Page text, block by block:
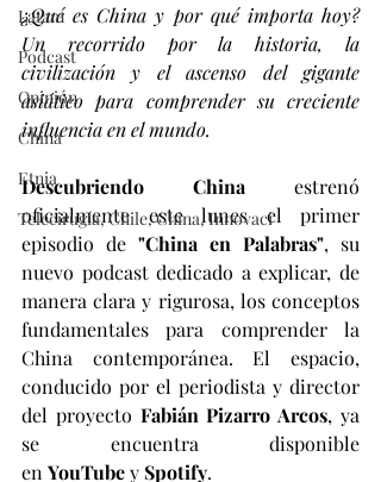
Latam
Podcast
Opinión
China
Etnia
Telecirugía, Chile, China, Innovaci
¿Qué es China y por qué importa hoy?
Un recorrido por la historia, la
civilización y el ascenso del gigante
asiático para comprender su creciente
influencia en el mundo.
Descubriendo China estrenó
oficialmente este lunes el primer
episodio de "China en Palabras", su
nuevo podcast dedicado a explicar, de
manera clara y rigurosa, los conceptos
fundamentales para comprender la
China contemporánea. El espacio,
conducido por el periodista y director
del proyecto Fabián Pizarro Arcos, ya
se encuentra disponible
en YouTube y Spotify.